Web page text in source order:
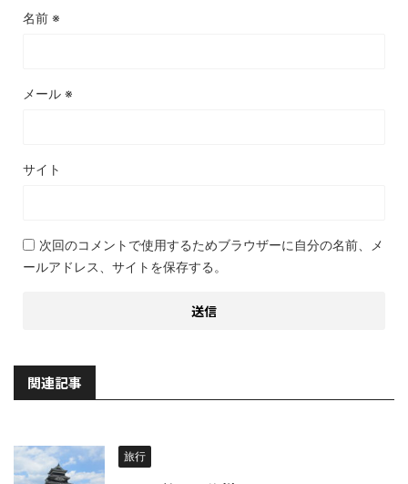
名前 ※
メール ※
サイト
次回のコメントで使用するためブラウザーに自分の名前、メ
ールアドレス、サイトを保存する。
関連記事
旅行